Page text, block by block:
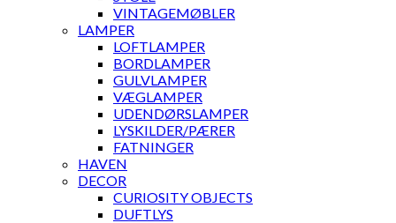
VINTAGEMØBLER
LAMPER
LOFTLAMPER
BORDLAMPER
GULVLAMPER
VÆGLAMPER
UDENDØRSLAMPER
LYSKILDER/PÆRER
FATNINGER
HAVEN
DECOR
CURIOSITY OBJECTS
DUFTLYS